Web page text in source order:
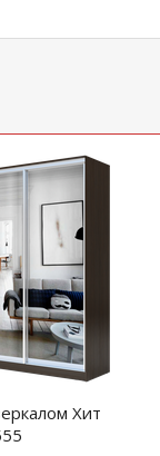
Хит